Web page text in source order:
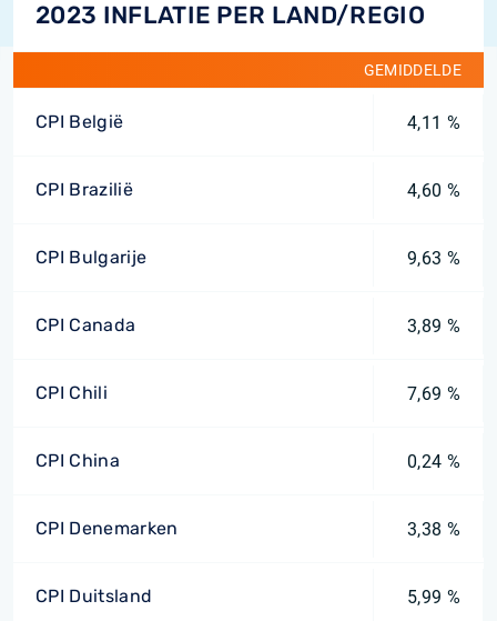
2023 INFLATIE PER LAND/REGIO
GEMIDDELDE
CPI België 4,11 %
CPI Brazilië 4,60 %
CPI Bulgarije 9,63 %
CPI Canada 3,89 %
CPI Chili 7,69 %
CPI China 0,24 %
CPI Denemarken 3,38 %
CPI Duitsland 5,99 %